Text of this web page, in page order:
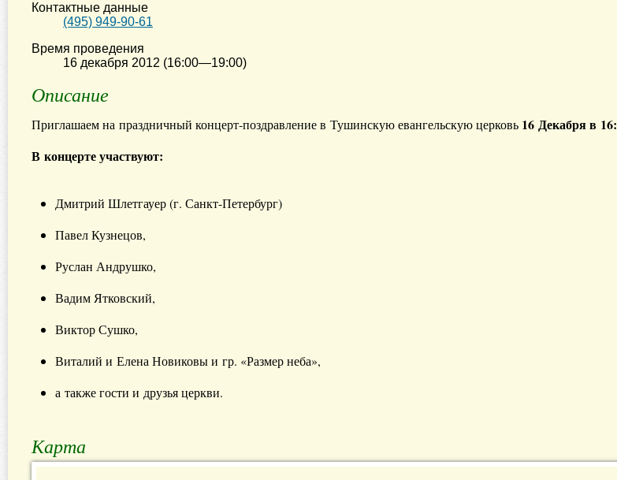
Контактные данные
(495) 949-90-61
Время проведения
16 декабря 2012 (16:00—19:00)
Описание
Приглашаем на праздничный концерт-поздравление в Тушинскую евангельскую церковь 16 Декабря в
В концерте участвуют:
Дмитрий Шлетгауер (г. Санкт-Петербург)
Павел Кузнецов,
Руслан Андрушко,
Вадим Ятковский,
Виктор Сушко,
Виталий и Елена Новиковы и гр. «Размер неба»,
а также гости и друзья церкви.
Карта